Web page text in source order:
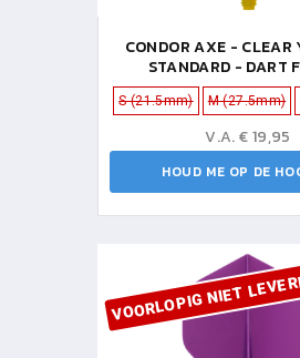
CONDOR AXE - CLEAR
STANDARD - DART
S (21.5mm) M (27.5mm)
V.A. € 19,95
HOUD ME OP DE
VOORLOPIG NIET